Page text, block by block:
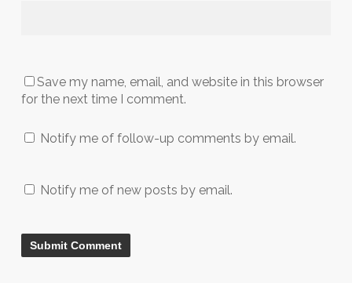
Save my name, email, and website in this browser
for the next time I comment.
Notify me of follow-up comments by email.
Notify me of new posts by email.